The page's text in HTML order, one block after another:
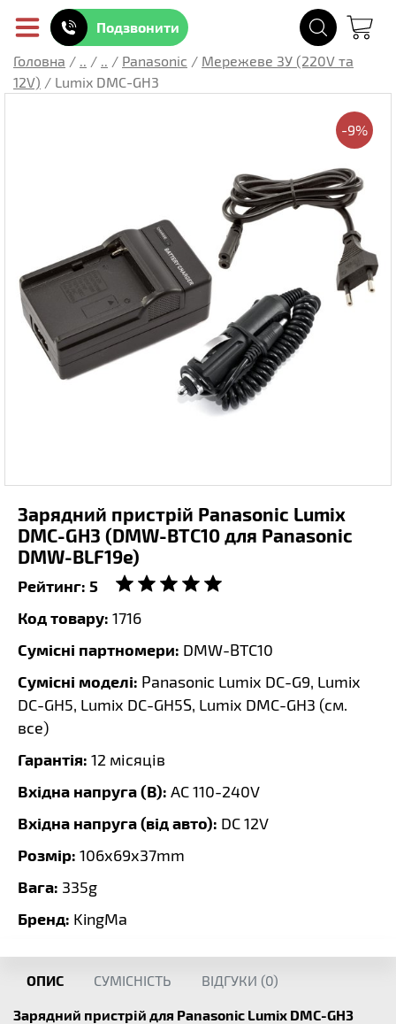
Подзвонити
Головна / .. / .. / Panasonic / Мережеве ЗУ (220V та
12V) / Lumix DMC-GH3
-9%
Зарядний пристрій Panasonic Lumix
DMC-GH3 (DMW-BTC10 для Panasonic
DMW-BLF19e)
Рейтинг: 5
Код товару: 1716
Сумісні партномери: DMW-BTC10
Сумісні моделі: Panasonic Lumix DC-G9, Lumix
DC-GH5, Lumix DC-GH5S, Lumix DMC-GH3 (см.
все)
Гарантія: 12 місяців
Вхідна напруга (В): AC 110-240V
Вхідна напруга (від авто): DC 12V
Розмір: 106х69х37mm
Вага: 335g
Бренд: KingMa
ОПИС СУМІСНІСТЬ ВІДГУКИ (0)
Зарядний пристрій для Panasonic Lumix DMC-GH3